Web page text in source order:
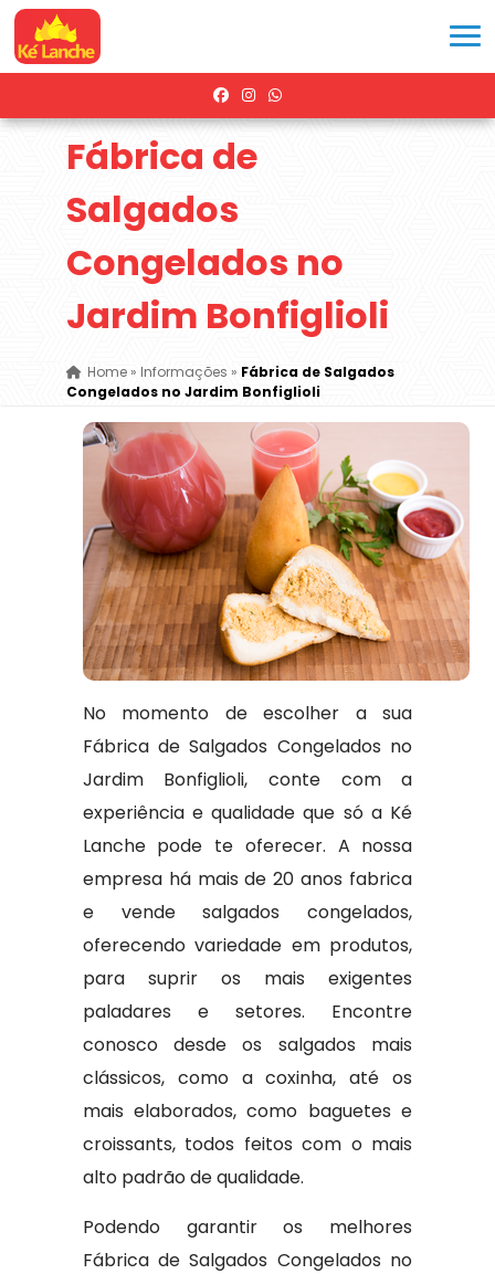
Fábrica de
Salgados
Congelados no
Jardim Bonfiglioli
Home» Informações » Fábrica de Salgados
Congelados no Jardim Bonfiglioli
No momento de escolher a sua
Fábrica de Salgados Congelados no
Jardim Bonfiglioli, conte com a
experiência e qualidade que só a Ké
Lanche pode te oferecer. A nossa
empresa há mais de 20 anos fabrica
e vende salgados congelados,
oferecendo variedade em produtos,
para suprir os mais exigentes
paladares e setores. Encontre
conosco desde os salgados mais
clássicos, como a coxinha, até os
mais elaborados, como baguetes e
croissants, todos feitos com o mais
alto padrão de qualidade.
Podendo garantir os melhores
Fábrica de Salgados Congelados no